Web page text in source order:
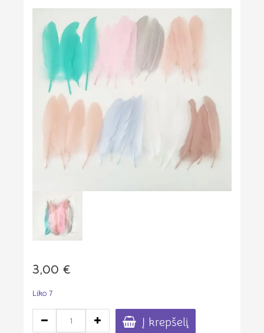
3,00 €
Liko 7
kiekis:
Į krepšelį